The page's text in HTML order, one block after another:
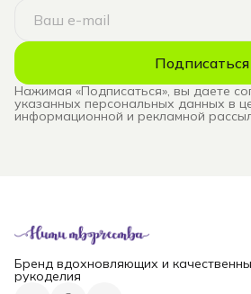
Подписаться
Нажимая «Подписаться», вы даете
указанных персональных данных в
информационной и рекламной
Бренд вдохновляющих и
рукоделия